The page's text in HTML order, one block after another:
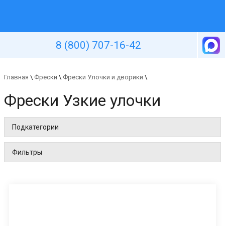
8 (800) 707-16-42
Главная \ Фрески \ Фрески Улочки и дворики \
Фрески Узкие улочки
Подкатегории
Фильтры